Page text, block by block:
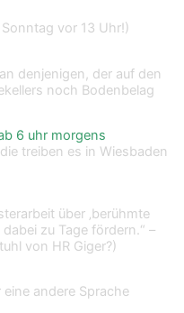
vor 13 Uhr!)
denjenigen, der auf den
noch Bodenbelag
6 uhr morgens
treiben es in Wiesbaden
über ‚berühmte
zu Tage fördern.“ –
von HR Giger?)
andere Sprache